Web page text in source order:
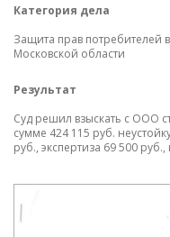
Категория дела
Защита прав потребителей
Московской области
Результат
Суд решил взыскать с ООО
сумме 424 115 руб.
руб., экспертиза 69 500